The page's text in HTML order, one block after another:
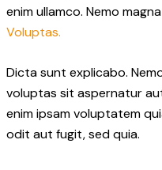
enim ullamco. Nemo
Voluptas.
Dicta sunt explicabo.
voluptas sit aspernatur
enim ipsam voluptatem
odit aut fugit, sed quia.